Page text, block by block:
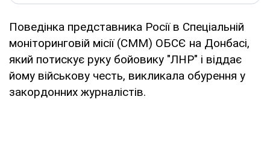
Поведінка представника Росії в Спеціальній
моніторинговій місії (СММ) ОБСЄ на Донбасі,
який потискує руку бойовику "ЛНР" і віддає
йому військову честь, викликала обурення у
закордонних журналістів.